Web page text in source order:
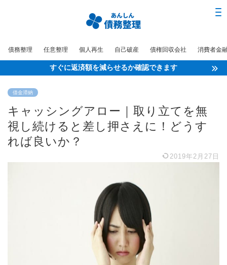
債務整理 任意整理 個人再生 自己破産 債権回収会社 消費者金
すぐに返済額を減らせるか確認できます
借金滞納
キャッシングアロー｜取り立てを無
視し続けると差し押さえに！どうす
れば良いか？
2019年2月27日